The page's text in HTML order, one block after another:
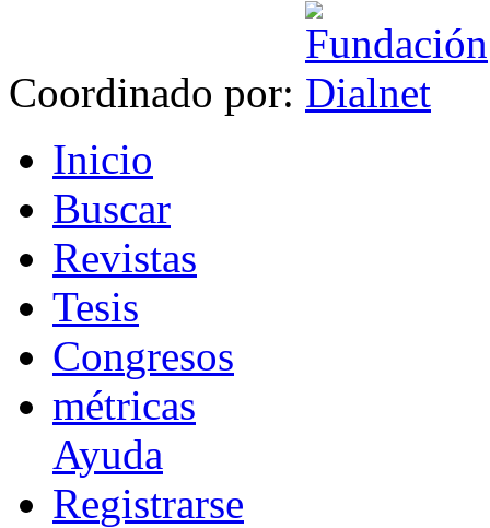
Coordinado por:
Inicio
Buscar
Revistas
Tesis
Congresos
métricas
Ayuda
Registrarse